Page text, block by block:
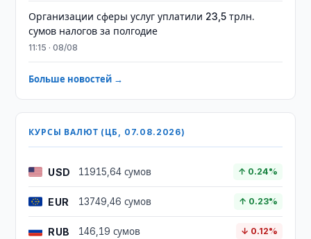
Организации сферы услуг уплатили 23,5 трлн.
сумов налогов за полгодие
11:15 · 08/08
Больше новостей →
КУРСЫ ВАЛЮТ (ЦБ, 07.08.2026)
USD 11915,64 сумов ↑ 0.24%
EUR 13749,46 сумов ↑ 0.23%
RUB 146,19 сумов ↓ 0.12%